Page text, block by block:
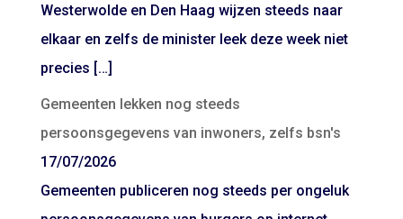
Westerwolde en Den Haag wijzen steeds naar
elkaar en zelfs de minister leek deze week niet
precies […]
Gemeenten lekken nog steeds
persoonsgegevens van inwoners, zelfs bsn's
17/07/2026
Gemeenten publiceren nog steeds per ongeluk